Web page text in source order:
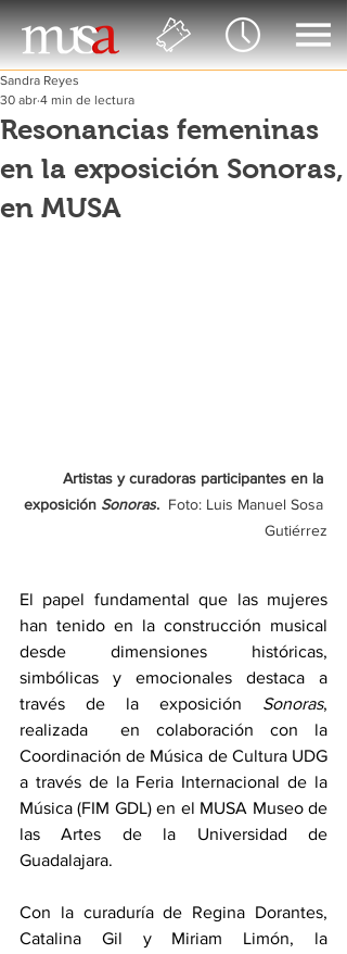
Resonancias femeninas
en la exposición Sonoras,
en MUSA
Sandra Reyes
30 abr 4 min de lectura
Artistas y curadoras participantes en la
exposición Sonoras. Foto: Luis Manuel Sosa
Gutiérrez
El papel fundamental que las mujeres
han tenido en la construcción musical
desde dimensiones históricas,
simbólicas y emocionales destaca a
través de la exposición Sonoras,
realizada  en colaboración con la
Coordinación de Música de Cultura UDG
a través de la Feria Internacional de la
Música (FIM GDL) en el MUSA Museo de
las Artes de la Universidad de
Guadalajara.
Con la curaduría de Regina Dorantes,
Catalina Gil y Miriam Limón, la